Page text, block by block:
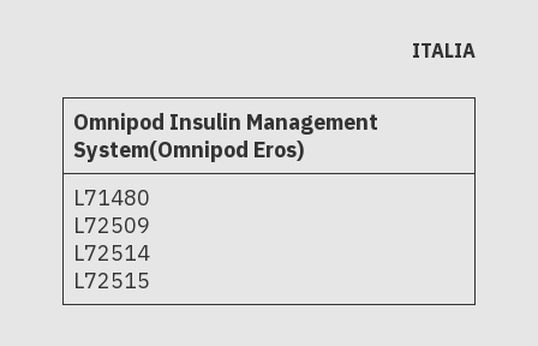
ITALIA
Omnipod Insulin Management
System(Omnipod Eros)
L71480
L72509
L72514
L72515